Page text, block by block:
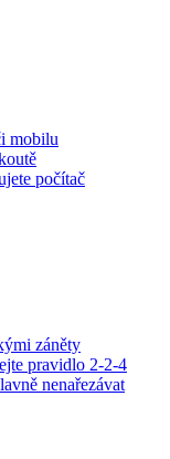
mobilu
počítač
záněty
pravidlo 2-2-4
nenařezávat